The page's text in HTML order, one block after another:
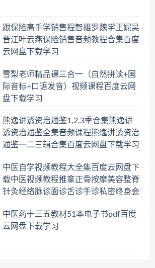
跟保险高手学销售程智雄罗魏学王妮吴
晋江叶云燕保险销售音频教程合集百度
云网盘下载学习
雪梨老师精品课三合一（自然拼读+国
际音标+口语发音）视频课程百度云网
盘下载学习
熊逸讲透资治通鉴1,2,3季合集熊逸讲
透资治通鉴全集音频课程熊逸讲透资治
通鉴一二三辑合集百度云网盘下载学习
中医自学视频教程大全集百度云网盘下
载中医视频教程推拿正骨按摩美容整脊
针灸经络脉诊面诊舌诊手诊私密终身会
中医药十三五教材51本电子书pdf百度
云网盘下载学习